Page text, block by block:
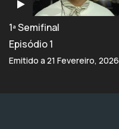
1ª Semifinal
Episódio 1
Emitido a 21 Fevereiro, 2026